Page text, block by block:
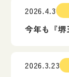
2026.4.3
今年も『堺
2026.3.23